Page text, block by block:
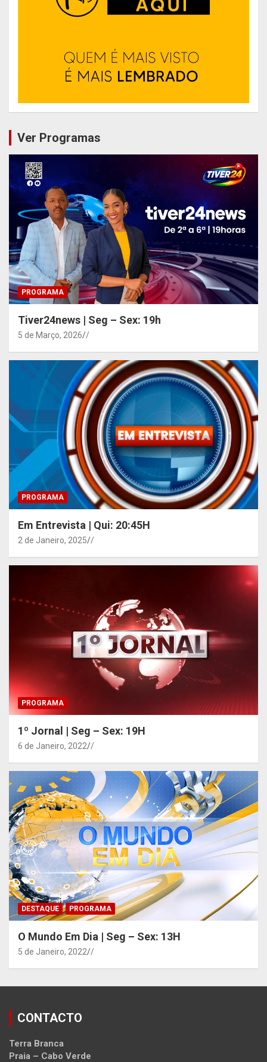
Ver Programas
PROGRAMA
Tiver24news | Seg – Sex: 19h
5 de Março, 2026 /
PROGRAMA
Em Entrevista | Qui: 20:45H
2 de Janeiro, 2025 /
PROGRAMA
1º Jornal | Seg – Sex: 19H
6 de Janeiro, 2022 /
DESTAQUE PROGRAMA
O Mundo Em Dia | Seg – Sex: 13H
5 de Janeiro, 2022 /
CONTACTO
Terra Branca
Praia – Cabo Verde